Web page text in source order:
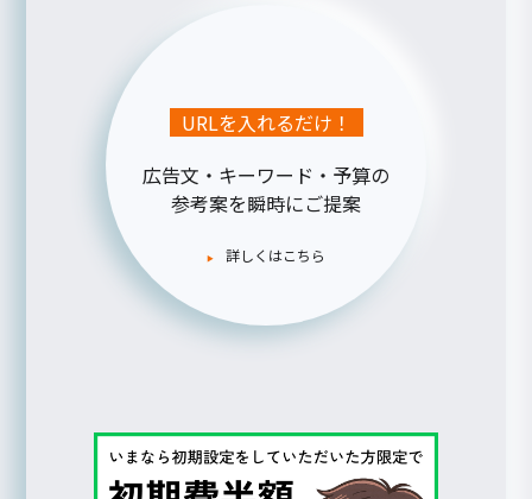
URLを入れるだけ！
広告文・キーワード・予算の
参考案を瞬時にご提案
詳しくはこちら